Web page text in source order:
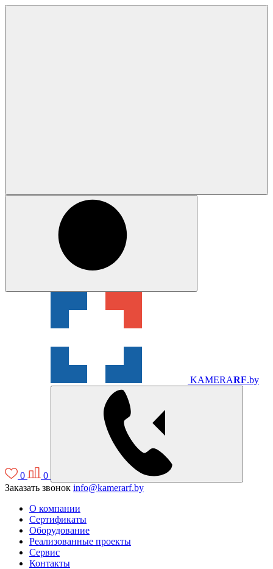
KAMERARF.by
0
0
Заказать звонок info@kamerarf.by
О компании
Сертификаты
Оборудование
Реализованные проекты
Сервис
Контакты